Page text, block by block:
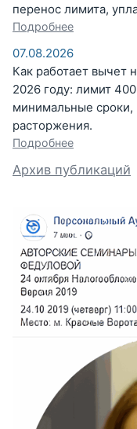
перенос лимита,
Подробнее
07.08.2026
Как работает вычет
2026 году: лимит
минимальные сроки,
расторжения.
Подробнее
Архив публикаций